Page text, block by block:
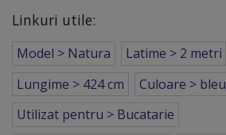
Linkuri utile:
Model > Natura
Latime > 2 metri
Lungime > 424 cm
Culoare > bleu
Utilizat pentru > Bucatarie